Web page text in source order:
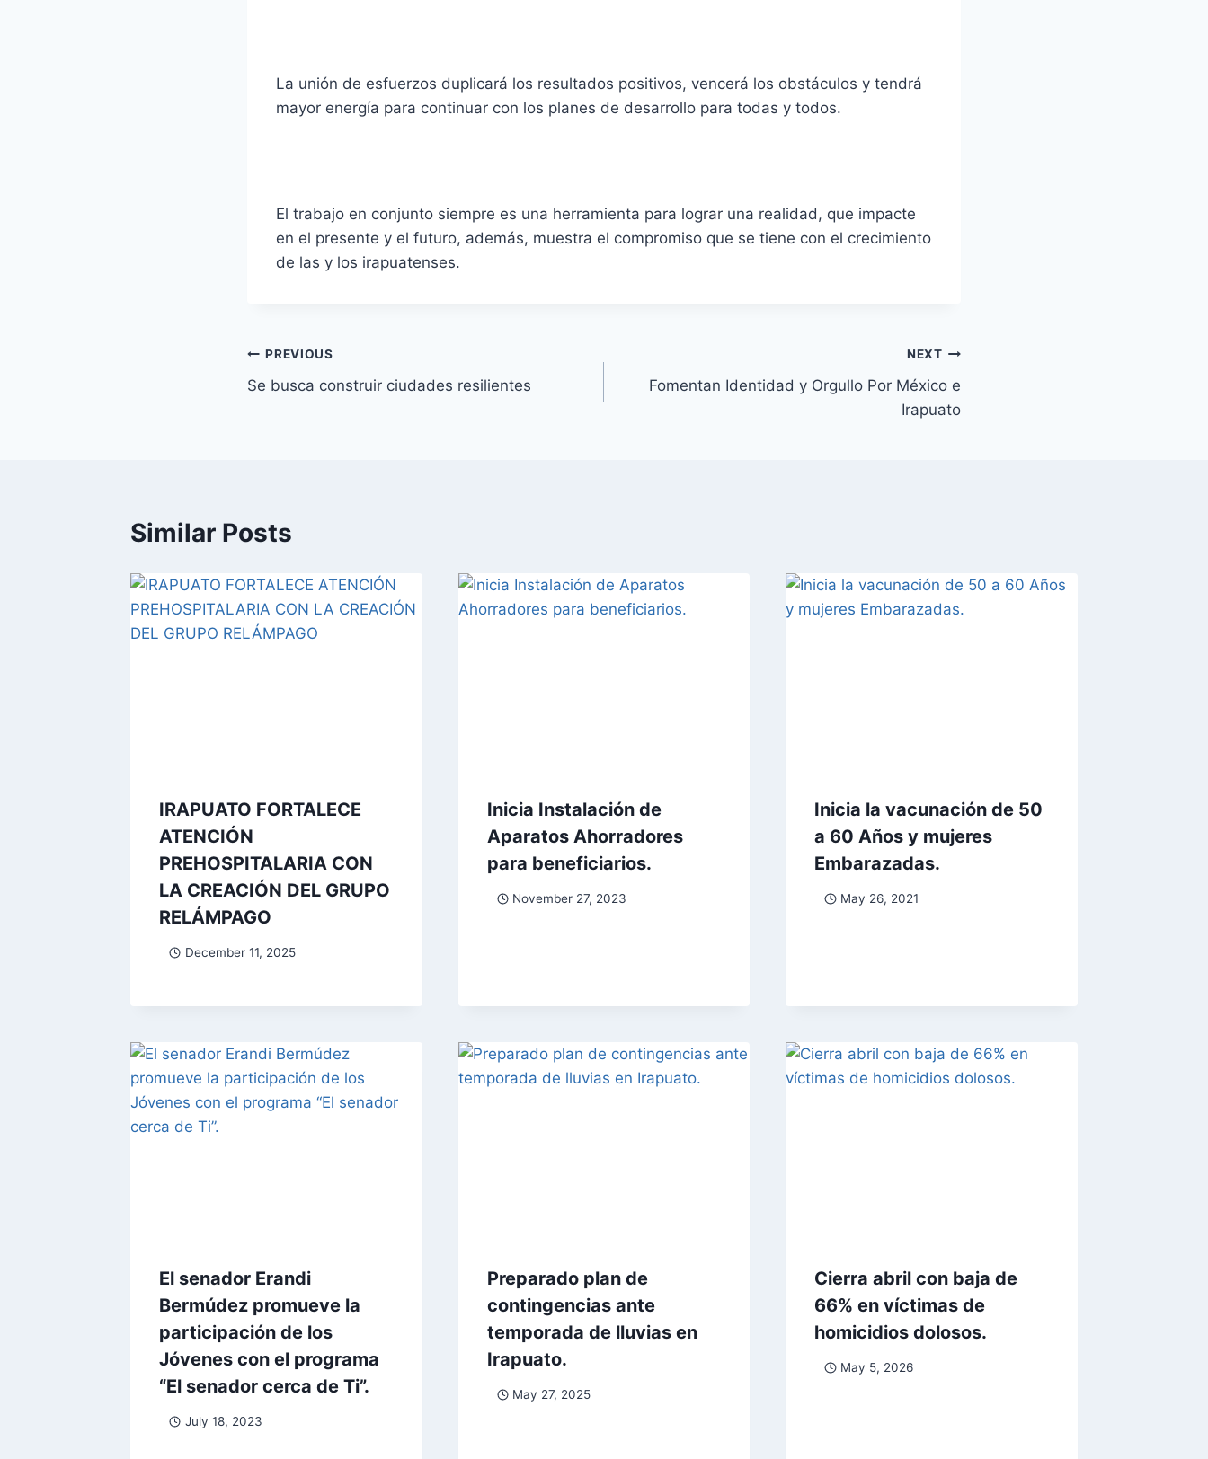
La unión de esfuerzos duplicará los resultados positivos, vencerá los obstáculos y tendrá
mayor energía para continuar con los planes de desarrollo para todas y todos.
El trabajo en conjunto siempre es una herramienta para lograr una realidad, que impacte
en el presente y el futuro, además, muestra el compromiso que se tiene con el crecimiento
de las y los irapuatenses.
Post
navigation
PREVIOUS
Se busca construir ciudades resilientes
NEXT
Fomentan Identidad y Orgullo Por México e
Irapuato
Similar Posts
IRAPUATO FORTALECE
ATENCIÓN
PREHOSPITALARIA CON
LA CREACIÓN DEL GRUPO
RELÁMPAGO
December 11, 2025
Inicia Instalación de
Aparatos Ahorradores
para beneficiarios.
November 27, 2023
Inicia la vacunación de 50
a 60 Años y mujeres
Embarazadas.
May 26, 2021
El senador Erandi
Bermúdez promueve la
participación de los
Jóvenes con el programa
“El senador cerca de Ti”.
July 18, 2023
Preparado plan de
contingencias ante
temporada de lluvias en
Irapuato.
May 27, 2025
Cierra abril con baja de
66% en víctimas de
homicidios dolosos.
May 5, 2026